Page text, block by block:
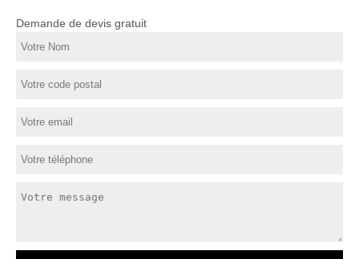
Demande de devis gratuit